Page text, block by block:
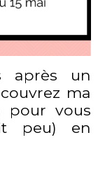
après un
ma
pour vous
peu) en